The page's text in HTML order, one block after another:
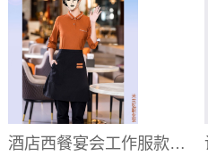
酒店西餐宴会工作服款式,高档西式餐饮连锁工服订做-批发价格